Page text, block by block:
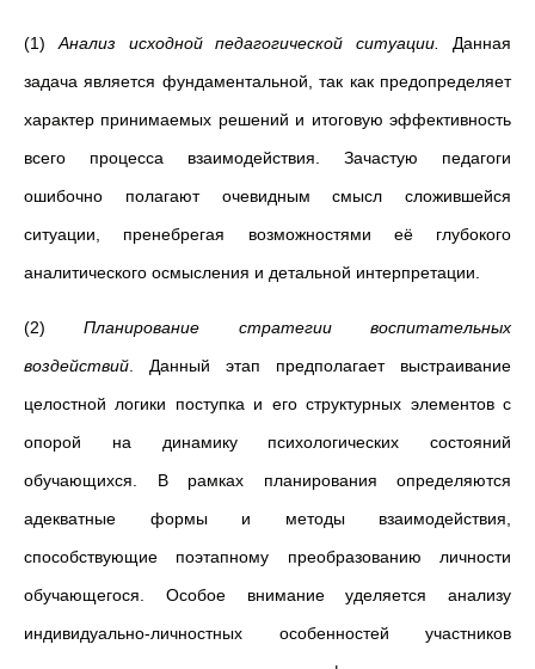
(1) Анализ исходной педагогической ситуации.
Данная
задача является фундаментальной, так как предопределяет
характер принимаемых решений и итоговую эффективность
всего процесса взаимодействия. Зачастую педагоги
ошибочно полагают очевидным смысл сложившейся
ситуации, пренебрегая возможностями её глубокого
аналитического осмысления и детальной интерпретации.
(2)Планирование стратегии воспитательных
воздействий . Данный этап предполагает выстраивание
целостной логики поступка и его структурных элементов с
опорой на динамику психологических состояний
обучающихся. В рамках планирования определяются
адекватные формы и методы взаимодействия,
способствующие поэтапному преобразованию личности
обучающегося. Особое внимание уделяется анализу
индивидуально-личностных особенностей участников